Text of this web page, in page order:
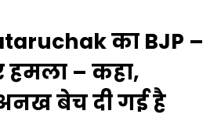
का BJP –
हमला – कहा,
बेच दी गई है